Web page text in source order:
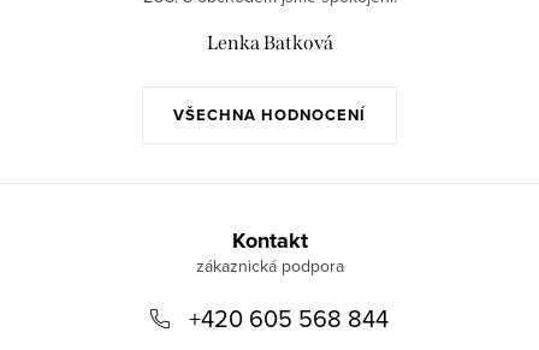
VŠECHNA HODNOCENÍ
Lenka Batková
Kontakt
+420 605 568 844